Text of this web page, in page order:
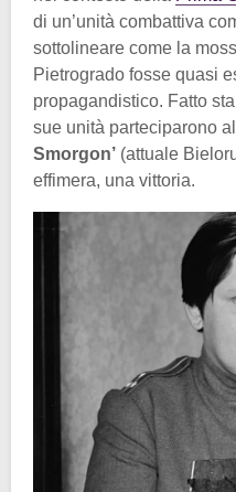
di un’unità combattiva
sottolineare come la
Pietrogrado fosse quasi
propagandistico. Fatto
sue unità parteciparono
Smorgon’ (attuale
effimera, una vittoria.